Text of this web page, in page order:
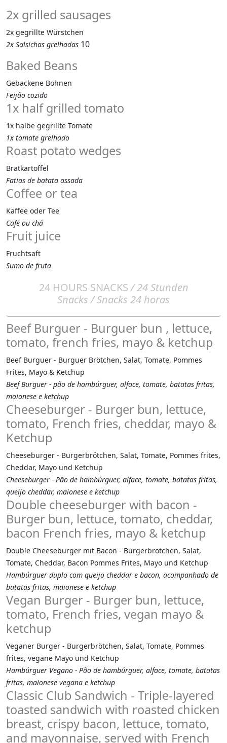
2x grilled sausages
2x gegrillte Würstchen
2x Salsichas grelhadas 10
Baked Beans
Gebackene Bohnen
Feijão cozido
1x half grilled tomato
1x halbe gegrillte Tomate
1x tomate grelhado
Roast potato wedges
Bratkartoffel
Fatias de batata assada
Coffee or tea
Kaffee oder Tee
Café ou chá
Fruit juice
Fruchtsaft
Sumo de fruta
24 HOURS SNACKS/ 24 Stunden
Snacks / Snacks 24 horas
Beef Burguer - Burguer bun , lettuce,
tomato, french fries, mayo & ketchup
Beef Burguer - Burguer Brötchen, Salat, Tomate, Pommes
Frites, Mayo & Ketchup
Beef Burguer - pão de hambúrguer, alface, tomate, batatas fritas,
maionese e ketchup
Cheeseburger - Burger bun, lettuce,
tomato, French fries, cheddar, mayo &
Ketchup
Cheeseburger - Burgerbrötchen, Salat, Tomate, Pommes frites,
Cheddar, Mayo und Ketchup
Cheeseburger - Pão de hambúrguer, alface, tomate, batatas fritas,
queijo cheddar, maionese e ketchup
Double cheeseburger with bacon -
Burger bun, lettuce, tomato, cheddar,
bacon French fries, mayo & ketchup
Double Cheeseburger mit Bacon - Burgerbrötchen, Salat,
Tomate, Cheddar, Bacon Pommes Frites, Mayo und Ketchup
Hambúrguer duplo com queijo cheddar e bacon, acompanhado de
batatas fritas, maionese e ketchup
Vegan Burger - Burger bun, lettuce,
tomato, French fries, vegan mayo &
ketchup
Veganer Burger - Burgerbrötchen, Salat, Tomate, Pommes
frites, vegane Mayo und Ketchup
Hambúrguer Vegano - Pão de hambúrguer, alface, tomate, batatas
fritas, maionese vegana e ketchup
Classic Club Sandwich - Triple-layered
toasted sandwich with roasted chicken
breast, crispy bacon, lettuce, tomato,
and mayonnaise, served with French